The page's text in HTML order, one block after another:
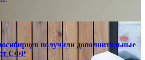
получили дополнительные
СФР